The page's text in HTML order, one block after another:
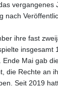
vergangenes
nach
ihre fast
insgesamt
Ende Mai gab
die Rechte an
Seit 2019